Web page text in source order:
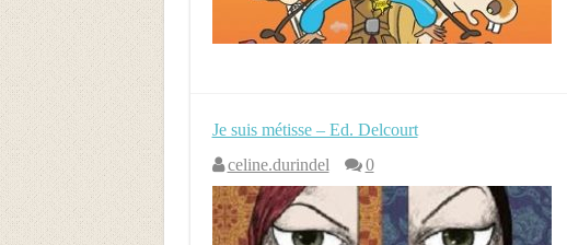
Je suis métisse – Ed. Delcourt
celine.durindel
0